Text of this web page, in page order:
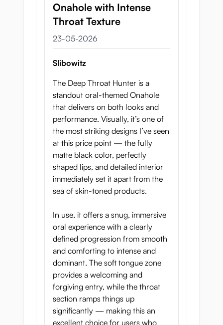
Onahole with Intense
Throat Texture
23 mei 2026
23-05-2026
Slibowitz
The Deep Throat Hunter is a
standout oral-themed Onahole
that delivers on both looks and
performance. Visually, it’s one of
the most striking designs I’ve seen
at this price point — the fully
matte black color, perfectly
shaped lips, and detailed interior
immediately set it apart from the
sea of skin-toned products.
In use, it offers a snug, immersive
oral experience with a clearly
defined progression from smooth
and comforting to intense and
dominant. The soft tongue zone
provides a welcoming and
forgiving entry, while the throat
section ramps things up
significantly — making this an
excellent choice for users who